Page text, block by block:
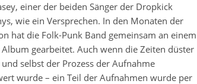
einer der beiden Sänger der Dropkick
wie ein Versprechen. In den Monaten der
hat die Folk-Punk Band gemeinsam an einem
Album gearbeitet. Auch wenn die Zeiten düster
selbst der Prozess der Aufnahme
wurde – ein Teil der Aufnahmen wurde per